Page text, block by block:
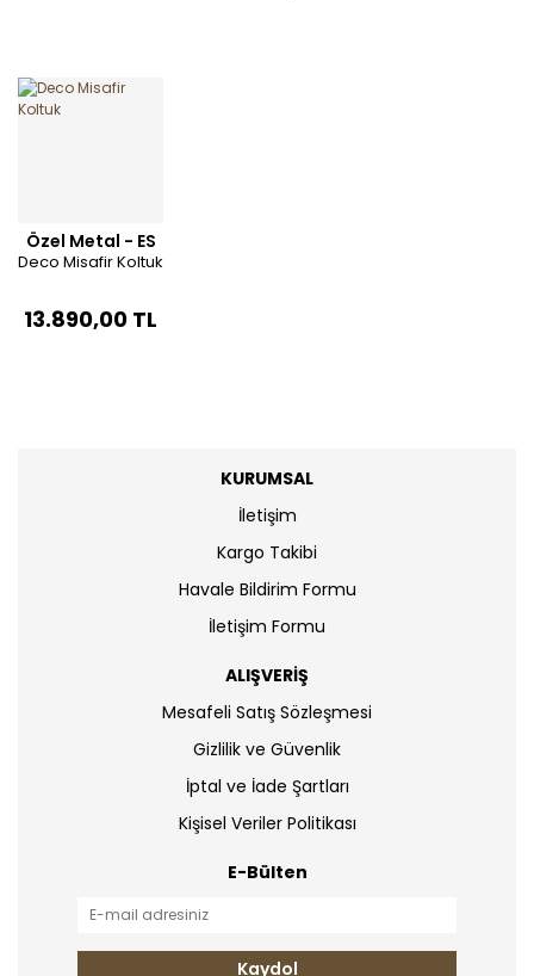
Özel Metal - ES
Deco Misafir Koltuk
13.890,00 TL
KURUMSAL
İletişim
Kargo Takibi
Havale Bildirim Formu
İletişim Formu
ALIŞVERİŞ
Mesafeli Satış Sözleşmesi
Gizlilik ve Güvenlik
İptal ve İade Şartları
Kişisel Veriler Politikası
E-Bülten
Kaydol